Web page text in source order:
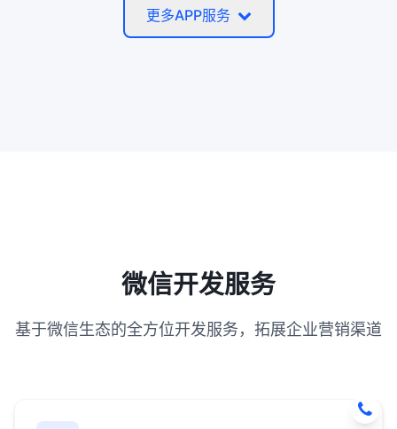
更多APP服务
微信开发服务
基于微信生态的全方位开发服务，拓展企业营销渠道